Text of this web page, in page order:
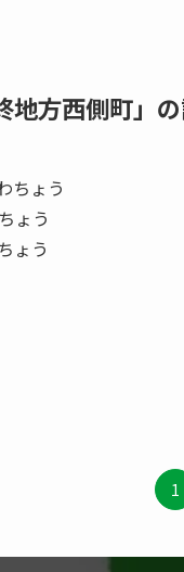
方西側町」
ちょう
ょう
ょう
1